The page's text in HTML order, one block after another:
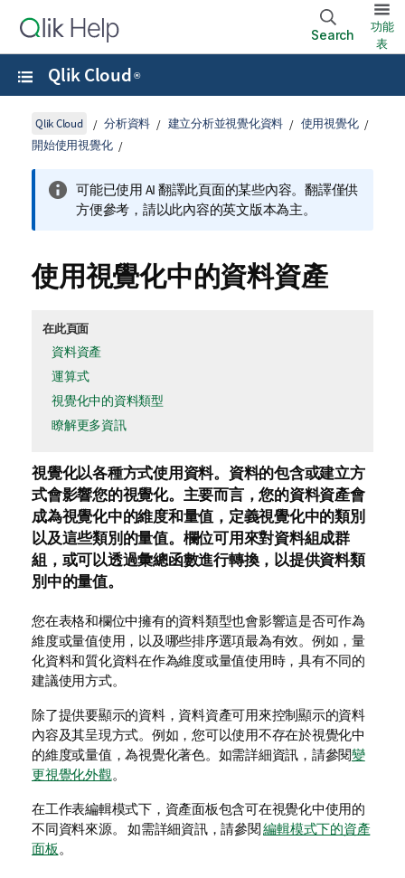
Search
功能
表
Qlik Cloud ®
Qlik Cloud 分析資料 建立分析並視覺化資料
使用視覺化
開始使用視覺化
可能已使用 AI 翻譯此頁面的某些內容。翻譯僅供
方便參考，請以此內容的英文版本為主。
使用視覺化中的資料資產
在此頁面
資料資產
運算式
視覺化中的資料類型
瞭解更多資訊
視覺化以各種方式使用資料。資料的包含或建立方
式會影響您的視覺化。主要而言，您的資料資產會
成為視覺化中的維度和量值 ，定義視覺化中的類別
以及這些類別的量值。 欄位可用來對資料組成群
組，或可以透過彙總函數進行轉換，以提供資料類
別中的量值。
您在表格和欄位中擁有的資料類型也會影響這是否可作為
維度或量值使用，以及哪些排序選項最為有效。例如，量
化資料和質化資料在作為維度或量值使用時，具有不同的
建議使用方式。
除了提供要顯示的資料，資料資產可用來控制顯示的資料
內容及其呈現方式。例如，您可以使用不存在於視覺化中
的維度或量值，為視覺化著色。如需詳細資訊，請參閱變
更視覺化外觀。
在工作表編輯模式下，資產面板包含可在視覺化中使用的
不同資料來源。
如需詳細資訊，請參閱編輯模式下的資產
面板。